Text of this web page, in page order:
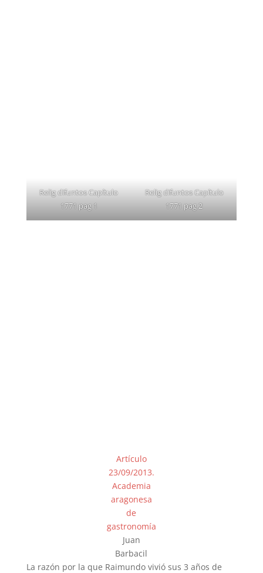
Relig difuntos Capítulo
1771 pag 1
Relig difuntos Capítulo
1771 pag 2
Artículo
23/09/2013.
Academia
aragonesa
de
gastronomía
Juan
Barbacil
La razón por la que Raimundo vivió sus 3 años de